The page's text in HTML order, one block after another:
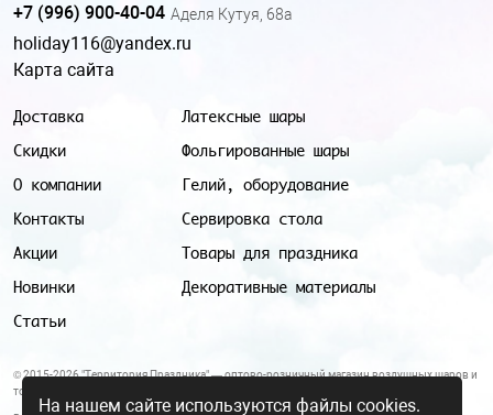
Доставка
Скидки
О компании
Контакты
Акции
Новинки
Статьи
Латексные шары
Фольгированные шары
Гелий, оборудование
Сервировка стола
Товары для праздника
Декоративные материалы
+7 (996) 900-40-04 Аделя Кутуя, 68а
holiday116@yandex.ru
Карта сайта
© 2015-2026 "Территория Праздника" — оптово-розничный магазин воздушных шаров и
товаров для праздника.
На нашем сайте используются файлы cookies.